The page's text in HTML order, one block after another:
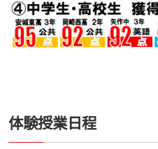
体験授業日程